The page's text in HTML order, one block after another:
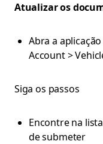
Atualizar os
Abra a
Account >
Siga os passos
Encontre na
de submeter